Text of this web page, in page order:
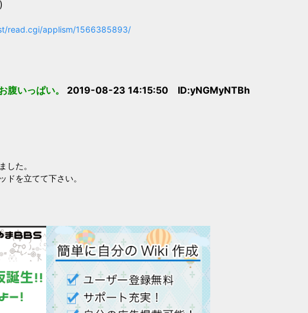
read.cgi/applism/1566385893/
腹いっぱい。 2019-08-23 14:15:50 ID:yNGMyNTBh
した。
ドを立てて下さい。